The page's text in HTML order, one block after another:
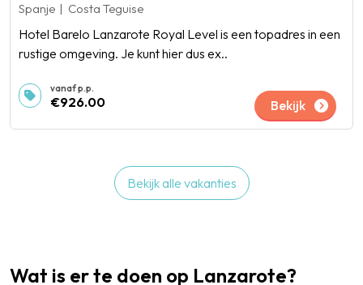
Spanje Costa Teguise
Hotel Barelo Lanzarote Royal Level is een topadres in een
rustige omgeving. Je kunt hier dus ex..
€926.00 Bekijk
Bekijk alle vakanties
Wat is er te doen op Lanzarote?